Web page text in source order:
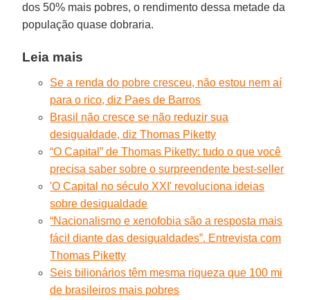
dos 50% mais pobres, o rendimento dessa metade da
população quase dobraria.
Leia mais
Se a renda do pobre cresceu, não estou nem aí
para o rico, diz Paes de Barros
Brasil não cresce se não reduzir sua
desigualdade, diz Thomas Piketty
“O Capital” de Thomas Piketty: tudo o que você
precisa saber sobre o surpreendente best-seller
'O Capital no século XXI' revoluciona ideias
sobre desigualdade
“Nacionalismo e xenofobia são a resposta mais
fácil diante das desigualdades”. Entrevista com
Thomas Piketty
Seis bilionários têm mesma riqueza que 100 mi
de brasileiros mais pobres